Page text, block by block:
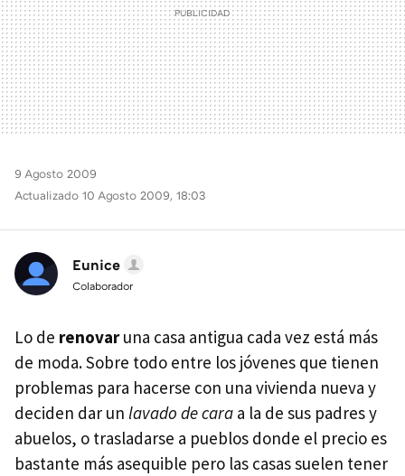
9 Agosto 2009
Actualizado 10 Agosto 2009, 18:03
Eunice
Colaborador
Lo de renovaruna casa antigua cada vez está más
de moda. Sobre todo entre los jóvenes que tienen
problemas para hacerse con una vivienda nueva y
deciden dar un lavado de cara a la de sus padres y
abuelos, o trasladarse a pueblos donde el precio es
bastante más asequible pero las casas suelen tener